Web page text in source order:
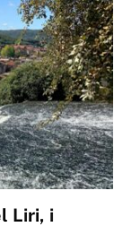
Liri, i